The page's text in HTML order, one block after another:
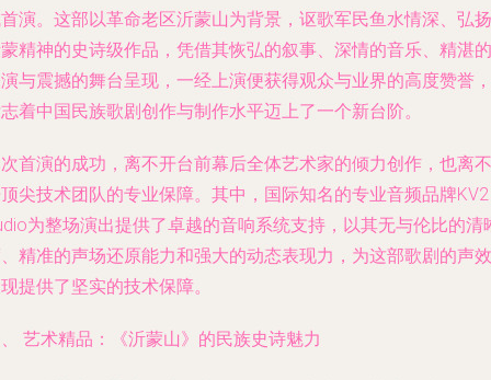
演。这部以革命老区沂蒙山为背景，讴歌军民鱼水情深、弘扬
精神的史诗级作品，凭借其恢弘的叙事、深情的音乐、精湛的
与震撼的舞台呈现，一经上演便获得观众与业界的高度赞誉，
着中国民族歌剧创作与制作水平迈上了一个新台阶。
首演的成功，离不开台前幕后全体艺术家的倾力创作，也离不
尖技术团队的专业保障。其中，国际知名的专业音频品牌KV2
为整场演出提供了卓越的音响系统支持，以其无与伦比的清
精准的声场还原能力和强大的动态表现力，为这部歌剧的声效
提供了坚实的技术保障。
艺术精品：《沂蒙山》的民族史诗魅力